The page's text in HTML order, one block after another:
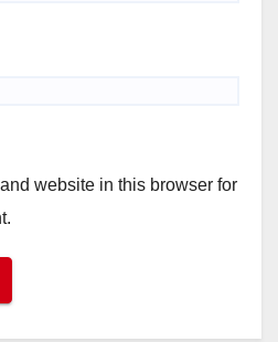
website in this browser for